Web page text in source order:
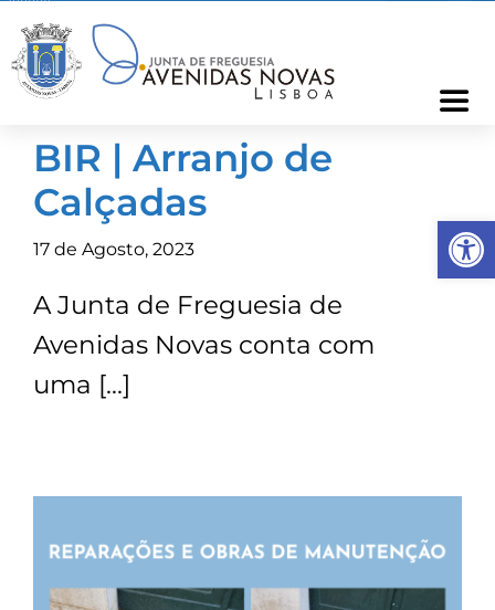
content
Freguesia
Informações
Notícias
TRANSPARÊNCIA
BIR | Arranjo de
Calçadas
17 de Agosto, 2023
A Junta de Freguesia de
Avenidas Novas conta com
uma […]